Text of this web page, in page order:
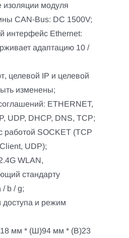
модуля
CAN-Bus: DC 1500V;
интерфейс Ethernet:
адаптацию 10 /
целевой IP и целевой
изменены;
ETHERNET,
UDP, DHCP, DNS, TCP;
работой SOCKET (TCP
UDP);
WLAN,
стандарту
/ b / g;
доступа и режим
мм * (Ш)94 мм * (В)23